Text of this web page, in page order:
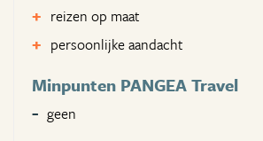
reizen op maat
persoonlijke aandacht
Minpunten PANGEA Travel
geen